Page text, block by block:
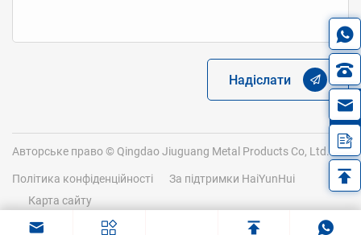
Надіслати
Авторське право © Qingdao Jiuguang Metal Products Co, Ltd.
Політика конфіденційності
За підтримки HaiYunHui
Карта сайту